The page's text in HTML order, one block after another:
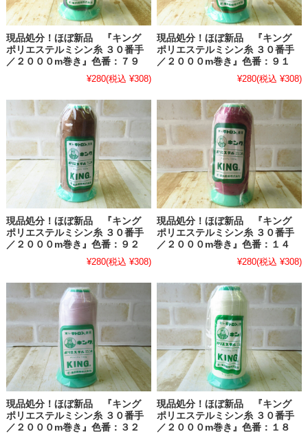
現品処分！ほぼ新品 『キング
ポリエステルミシン糸 ３０番手
／２０００m巻き』色番：７９
¥280(税込 ¥308)
現品処分！ほぼ新品 『キング
ポリエステルミシン糸 ３０番手
／２０００m巻き』色番：９１
¥280(税込 ¥308)
現品処分！ほぼ新品 『キング
ポリエステルミシン糸 ３０番手
／２０００m巻き』色番：９２
¥280(税込 ¥308)
現品処分！ほぼ新品 『キング
ポリエステルミシン糸 ３０番手
／２０００m巻き』色番：１４
¥280(税込 ¥308)
現品処分！ほぼ新品 『キング
ポリエステルミシン糸 ３０番手
／２０００m巻き』色番：３２
現品処分！ほぼ新品 『キング
ポリエステルミシン糸 ３０番手
／２０００m巻き』色番：１８